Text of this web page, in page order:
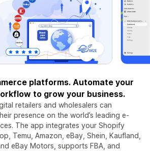
platforms. Automate your
to grow your business.
retailers and wholesalers can
presence on the world’s leading e-
The app integrates your Shopify
Temu, Amazon, eBay, Shein, Kaufland,
eBay Motors, supports FBA, and